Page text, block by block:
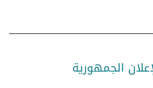
الجمهورية